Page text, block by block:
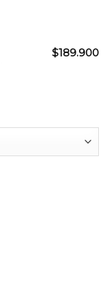
$189.900